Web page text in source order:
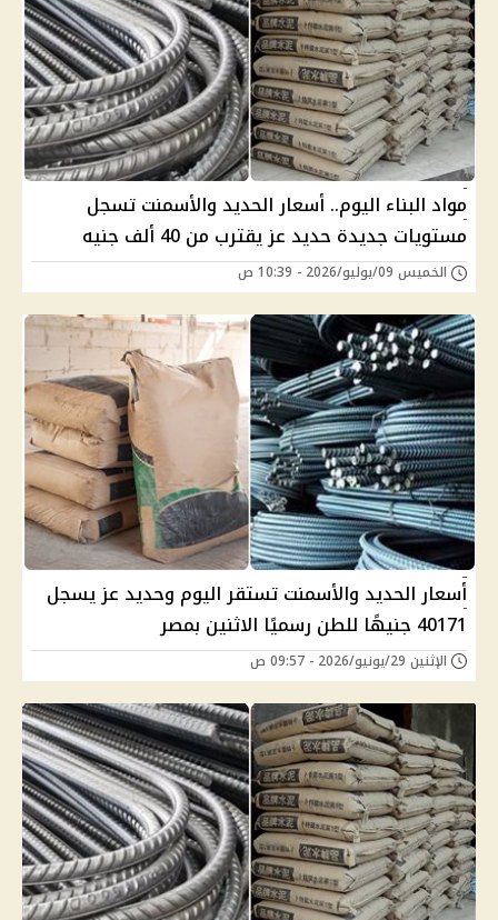
مواد البناء اليوم.. أسعار الحديد والأسمنت تسجل
مستويات جديدة حديد عز يقترب من 40 ألف جنيه
الخميس 09/يوليو/2026 - 10:39 ص
أسعار الحديد والأسمنت تستقر اليوم وحديد عز يسجل
40171 جنيهًا للطن رسميًا الاثنين بمصر
الإثنين 29/يونيو/2026 - 09:57 ص